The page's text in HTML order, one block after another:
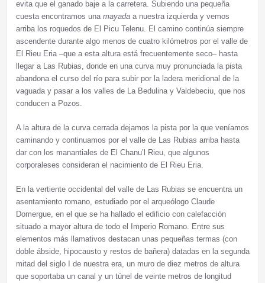
evita que el ganado baje a la carretera. Subiendo una pequeña
cuesta encontramos una mayadaa nuestra izquierda y vemos
arriba los roquedos de El Picu Telenu. El camino continúa siempre
ascendente durante algo menos de cuatro kilómetros por el valle de
El Rieu Eria –que a esta altura está frecuentemente seco– hasta
llegar a Las Rubias, donde en una curva muy pronunciada la pista
abandona el curso del río para subir por la ladera meridional de la
vaguada y pasar a los valles de La Bedulina y Valdebeciu, que nos
conducen a Pozos.
A la altura de la curva cerrada dejamos la pista por la que veníamos
caminando y continuamos por el valle de Las Rubias arriba hasta
dar con los manantiales de El Chanu’l Rieu, que algunos
corporaleses consideran el nacimiento de El Rieu Eria.
En la vertiente occidental del valle de Las Rubias se encuentra un
asentamiento romano, estudiado por el arqueólogo Claude
Domergue, en el que se ha hallado el edificio con calefacción
situado a mayor altura de todo el Imperio Romano. Entre sus
elementos más llamativos destacan unas pequeñas termas (con
doble ábside, hipocausto y restos de bañera) datadas en la segunda
mitad del siglo I de nuestra era, un muro de diez metros de altura
que soportaba un canal y un túnel de veinte metros de longitud